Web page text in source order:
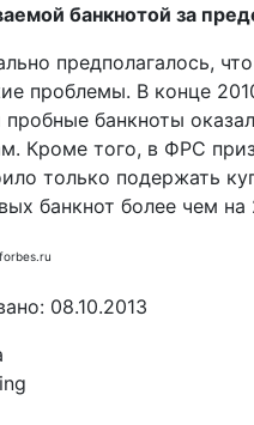
банкнотой за
предполагалось,
проблемы. В конце
пробные банкноты
Кроме того, в ФРС
только подержать
банкнот более чем на
08.10.2013